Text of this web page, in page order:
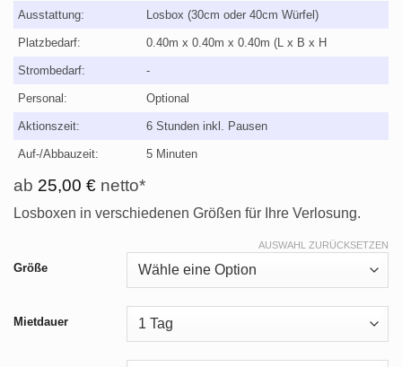
Ausstattung: Losbox (30cm oder 40cm Würfel)
Platzbedarf: 0.40m x 0.40m x 0.40m (L x B x H
Strombedarf: -
Personal: Optional
Aktionszeit: 6 Stunden inkl. Pausen
Auf-/Abbauzeit: 5 Minuten
ab 25,00 € netto*
Losboxen in verschiedenen Größen für Ihre Verlosung.
Größe
Mietdauer
AUSWAHL ZURÜCKSETZEN